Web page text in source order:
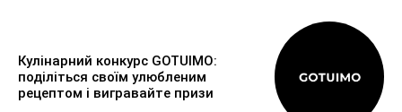
Кулінарний конкурс GOTUIMO:
поділіться своїм улюбленим
рецептом і вигравайте призи